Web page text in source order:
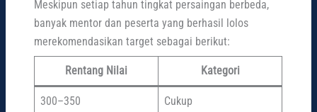
Meskipun setiap tahun tingkat persaingan berbeda,
banyak mentor dan peserta yang berhasil lolos
merekomendasikan target sebagai berikut:
Rentang Nilai Kategori
300–350 Cukup